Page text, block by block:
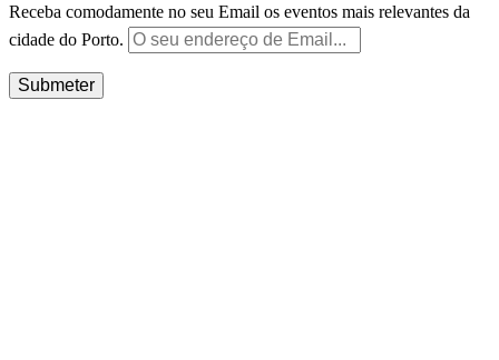
Receba comodamente no seu Email os eventos mais relevantes da
cidade do Porto.